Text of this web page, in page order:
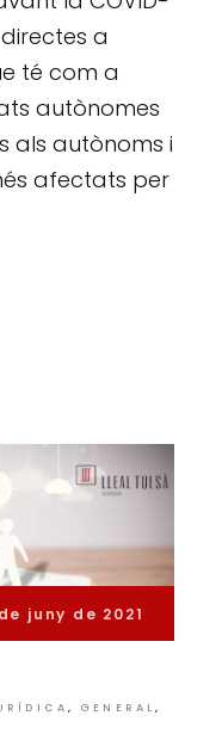
a
té com a
autònomes
als autònoms i
afectats per
juny de 2021
GENERAL